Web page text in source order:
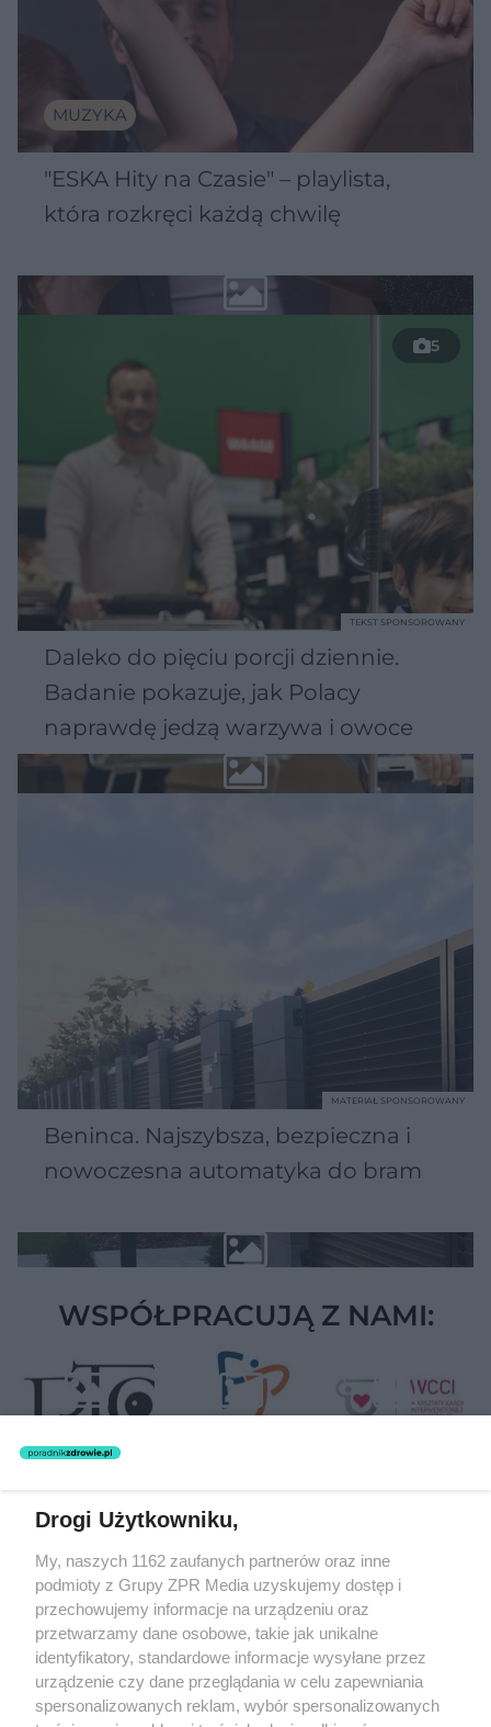
MUZYKA
"ESKA Hity na Czasie" – playlista,
która rozkręci każdą chwilę
5
Daleko do pięciu porcji dziennie.
Badanie pokazuje, jak Polacy
naprawdę jedzą warzywa i owoce
TEKST SPONSOROWANY
Beninca. Najszybsza, bezpieczna i
nowoczesna automatyka do bram
MATERIAŁ SPONSOROWANY
WSPÓŁPRACUJĄ Z NAMI:
rozpowszechniany lub dalej rozpowszechniany w jakikolwiek sposób
(w tym także elektroniczny lub mechaniczny) na jakimkolwiek polu
eksploatacji w jakiejkolwiek formie, włącznie z umieszczaniem w
Internecie bez pisemnej zgody właściciela praw. Jakiekolwiek użycie
lub wykorzystanie utworów w całości lub w części z naruszeniem
prawa, tzn. bez właściwej zgody, jest zabronione pod groźbą kary i
może być ścigane prawnie.
Drogi Użytkowniku,
My, naszych 1162 zaufanych partnerów oraz inne
podmioty z Grupy ZPR Media uzyskujemy dostęp i
przechowujemy informacje na urządzeniu oraz
przetwarzamy dane osobowe, takie jak unikalne
identyfikatory, standardowe informacje wysyłane przez
urządzenie czy dane przeglądania w celu zapewniania
spersonalizowanych reklam, wybór spersonalizowanych